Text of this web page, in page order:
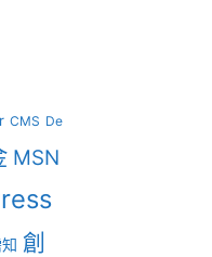
CMS De
MSN
創